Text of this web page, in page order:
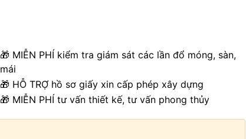
🎁 MIỄN PHÍ kiểm tra giám sát các lần đổ móng, sàn,
mái
🎁 HỖ TRỢ hồ sơ giấy xin cấp phép xây dựng
🎁 MIỄN PHÍ tư vấn thiết kế, tư vấn phong thủy